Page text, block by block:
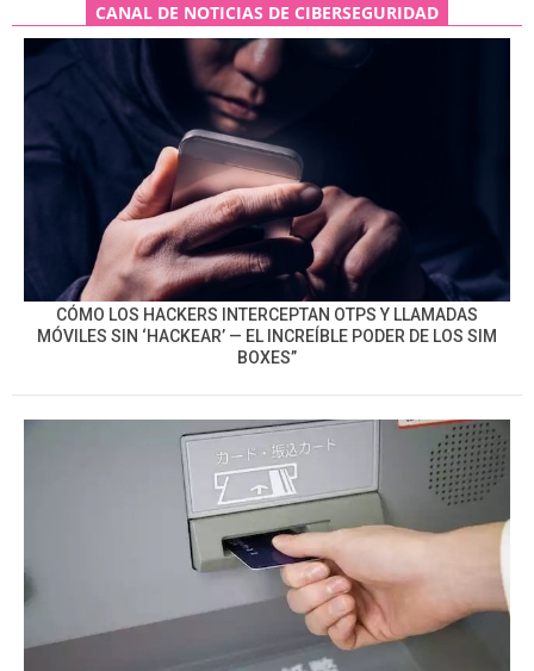
CANAL DE NOTICIAS DE CIBERSEGURIDAD
CÓMO LOS HACKERS INTERCEPTAN OTPS Y LLAMADAS
MÓVILES SIN ‘HACKEAR’ — EL INCREÍBLE PODER DE LOS SIM
BOXES”